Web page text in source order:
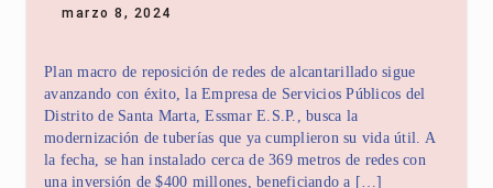
marzo 8, 2024
Plan macro de reposición de redes de alcantarillado sigue
avanzando con éxito, la Empresa de Servicios Públicos del
Distrito de Santa Marta, Essmar E.S.P., busca la
modernización de tuberías que ya cumplieron su vida útil. A
la fecha, se han instalado cerca de 369 metros de redes con
una inversión de $400 millones, beneficiando a […]